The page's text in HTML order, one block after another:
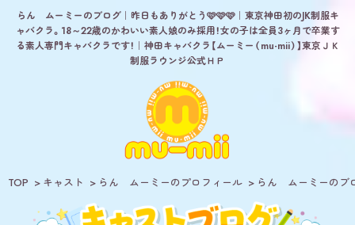
らん ムーミーのブログ｜昨日もありがとう🩷🩷🩷｜東京神田初のJK制服キ
ャバクラ。18～22歳のかわいい素人娘のみ採用！女の子は全員3ヶ月で卒業す
る素人専門キャバクラです！｜神田キャバクラ【ムーミー（mu-mii）】東京ＪＫ
制服ラウンジ公式ＨＰ
TOP キャスト らん ムーミーのプロフィール らん ムーミーのブ